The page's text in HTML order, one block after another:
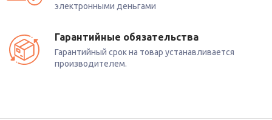
электронными деньгами
Гарантийные обязательства
Гарантийный срок на товар устанавливается
производителем.